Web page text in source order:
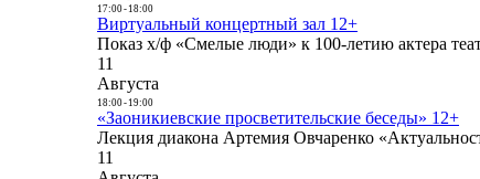
17:00- 18:00
Виртуальный концертный зал 12+
Показ х/ф «Смелые люди» к 100-летию актера
11
Августа
18:00- 19:00
«Заоникиевские просветительские беседы» 12+
Лекция диакона Артемия Овчаренко
11